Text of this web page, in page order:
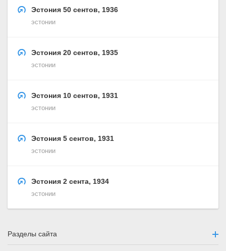
Эстония 50 сентов, 1936
эстонии
Эстония 20 сентов, 1935
эстонии
Эстония 10 сентов, 1931
эстонии
Эстония 5 сентов, 1931
эстонии
Эстония 2 сента, 1934
эстонии
Разделы сайта